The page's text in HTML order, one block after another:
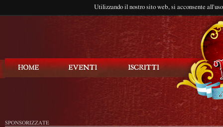
Utilizzando il nostro sito web, si acconsente
SPONSORIZZATE